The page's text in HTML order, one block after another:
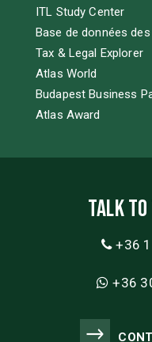
ITL Study Center
Base de données
Tax & Legal Explorer
Atlas World
Budapest Business
Atlas Award
Talk to
+36
+36